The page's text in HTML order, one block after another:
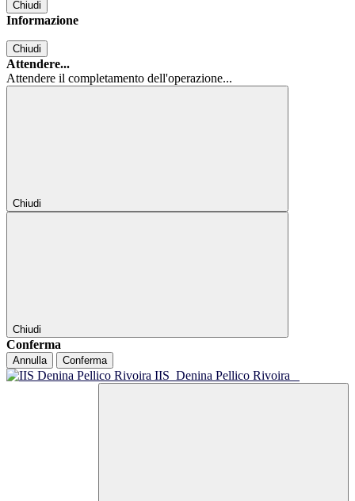
Chiudi
Informazione
Chiudi
Attendere...
Attendere il completamento dell'operazione...
Chiudi
Chiudi
Conferma
Annulla Conferma
IIS Denina Pellico Rivoira